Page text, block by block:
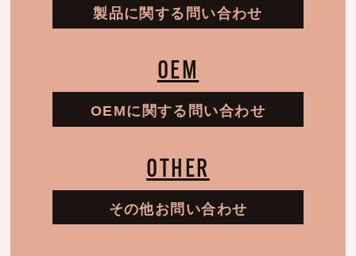
製品に関する問い合わせ
OEM
OEMに関する問い合わせ
OTHER
その他お問い合わせ